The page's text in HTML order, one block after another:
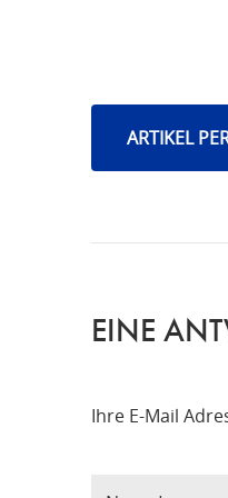
ARTIKEL
EINE
Ihre E-Mail